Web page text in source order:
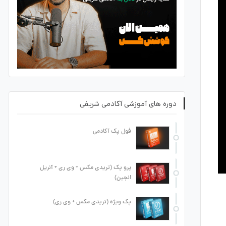
دوره های آموزشی آکادمی شریفی
فول پک آکادمی
پرو پک (تریدی مکس + وی ری + آنریل
انجین)
پک ویژه (تریدی مکس + وی ری)